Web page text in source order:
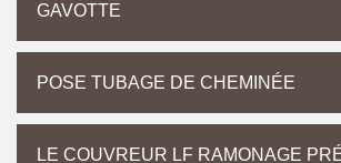
GAVOTTE
POSE TUBAGE DE CHEMINÉE
LE COUVREUR LF RAMONAGE